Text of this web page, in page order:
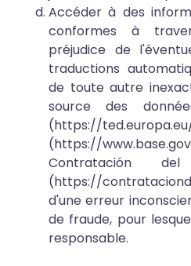
Accéder à des
conformes à
préjudice de
traductions
de toute autre
source des
(https://
(https://
Contratación
(https://
d'une erreur
de fraude, pour
responsable.